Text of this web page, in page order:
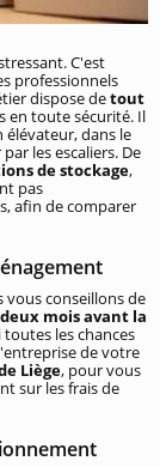
C'est
professionnels
dispose detout
en toute sécurité. Il
dans le
les escaliers. De
de stockage,
pas
afin de comparer
vous conseillons de
mois avant la
les chances
de votre
Liège, pour vous
sur les frais de